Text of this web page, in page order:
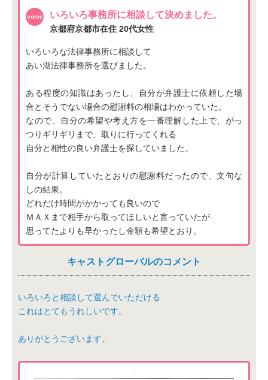
いろいろ事務所に相談して決めました。
京都府京都市在住 20代女性
いろいろな法律事務所に相談して
あい湖法律事務所を選びました。
ある程度の知識はあったし、自分が弁護士に依頼した場
合とそうでない場合の慰謝料の相場はわかっていた。
なので、自分の希望や考え方を一番理解した上で、がっ
つりギリギリまで、取りに行ってくれる
自分と相性の良い弁護士を探していました。
自分が計算していたとおりの慰謝料だったので、文句な
しの結果。
どれだけ時間がかかっても良いので
ＭＡＸまで相手から取ってほしいと言っていたが
思ってたよりも早かったし金額も希望とおり。
キャストグローバルのコメント
いろいろと相談して選んでいただける
これはとてもうれしいです。
ありがとうございます。